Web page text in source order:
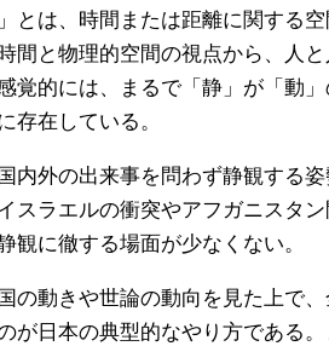
とは、時間または距離に関する
間と物理的空間の視点から、人
覚的には、まるで「静」が「動」
存在している。
内外の出来事を問わず静観する
スラエルの衝突やアフガニスタ
に徹する場面が少なくない。
の動きや世論の動向を見た上で
が日本の典型的なやり方である